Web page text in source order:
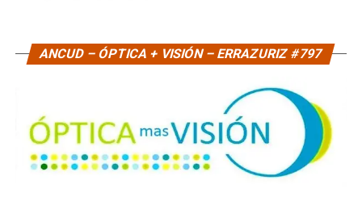
ANCUD – ÓPTICA + VISIÓN – ERRAZURIZ #797